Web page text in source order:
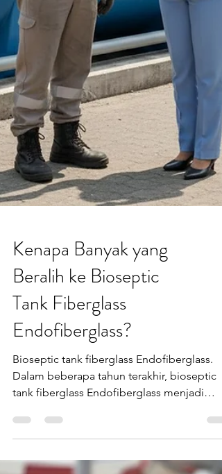
Kenapa Banyak yang
Beralih ke Bioseptic
Tank Fiberglass
Endofiberglass?